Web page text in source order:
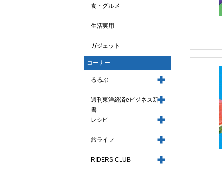
食・グルメ
生活実用
ガジェット
コーナー
るるぶ
週刊東洋経済eビジネス新
書
レシピ
旅ライフ
RIDERS CLUB